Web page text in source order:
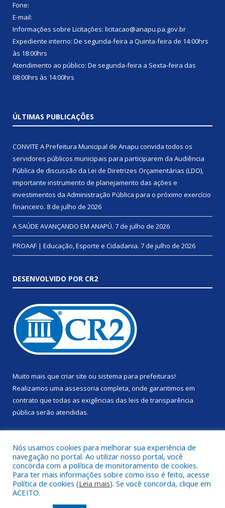
Fone:
E-mail:
Informações sobre Licitações: licitacao@anapu.pa.gov.br
Expediente interno: De segunda-feira a Quinta-feira de 14:00hrs
às 18:00hrs
Atendimento ao público: De segunda-feira a Sexta-feira das
08:00hrs às 14:00hrs
ÚLTIMAS PUBLICAÇÕES
CONVITE A Prefeitura Municipal de Anapu convida todos os
servidores públicos municipais para participarem da Audiência
Pública de discussão da Lei de Diretrizes Orçamentárias (LDO),
importante instrumento de planejamento das ações e
investimentos da Administração Pública para o próximo exercício
financeiro. 8 de julho de 2026
A SAÚDE AVANÇANDO EM ANAPÚ. 7 de julho de 2026
PROAAF | Educação, Esporte e Cidadania. 7 de julho de 2026
DESENVOLVIDO POR CR2
Muito mais que criar site ou sistema para prefeituras!
Realizamos uma assessoria completa, onde garantimos em
contrato que todas as exigências das leis de transparência
pública serão atendidas.
Todos os direitos reservados a Prefeitura Municipal de Anapu.
Nós usamos cookies para melhorar sua experiência de
navegação no portal. Ao utilizar nosso portal, você
concorda com a política de monitoramento de cookies.
Para ter mais informações sobre como isso é feito, acesse
Política de cookies (Leia mais). Se você concorda, clique em
ACEITO.